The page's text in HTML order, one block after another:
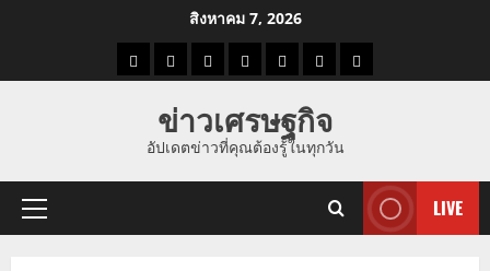
สิงหาคม 7, 2026
ราคาแนว
ราคา
ทอง
ข่าว
นี้
ข่าว
ดูด
ที่
ผู้ชาย
ข่าวเศรษฐกิจ
อัปเดตข่าวที่คุณต้องรู้ในทุกวัน
Primary
LIVE